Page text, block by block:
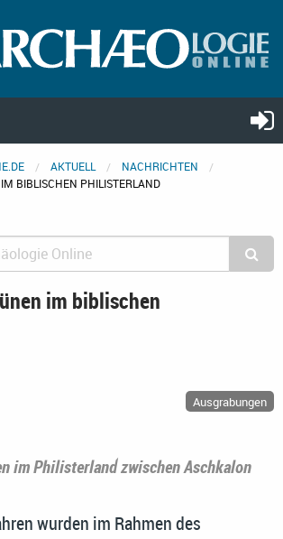
AKTUELL
NACHRICHTEN
BIBLISCHEN PHILISTERLAND
im biblischen
Ausgrabungen
im Philisterland zwischen Aschkalon
wurden im Rahmen des